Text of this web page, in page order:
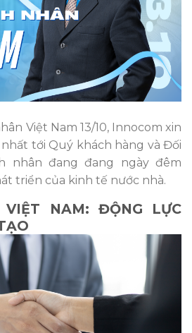
Việt Nam 13/10, Innocom xin
tới Quý khách hàng và Đối
nhân đang đang ngày đêm
triển của kinh tế nước nhà.
VIỆT NAM: ĐỘNG LỰC